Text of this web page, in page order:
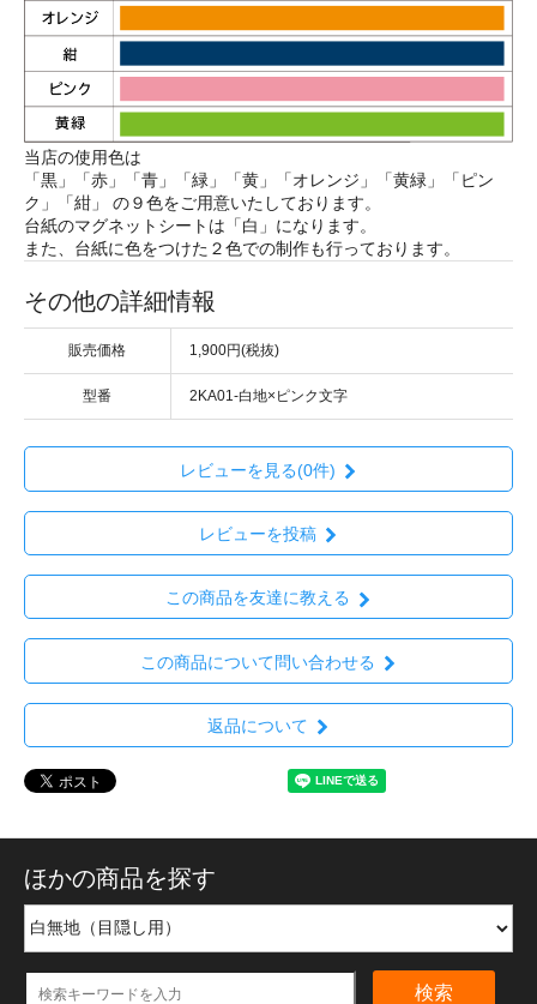
当店の使用色は
「黒」「赤」「青」「緑」「黄」「オレンジ」「黄緑」「ピン
ク」「紺」 の９色をご用意いたしております。
台紙のマグネットシートは「白」になります。
また、台紙に色をつけた２色での制作も行っております。
その他の詳細情報
販売価格 1,900円(税抜)
型番 2KA01-白地×ピンク文字
レビューを見る(0件)
レビューを投稿
この商品を友達に教える
この商品について問い合わせる
返品について
ほかの商品を探す
検索